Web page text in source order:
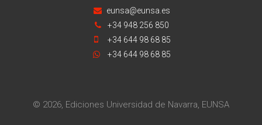
eunsa@eunsa.es
+34 948 256 850
+34 644 98 68 85
+34 644 98 68 85
© 2026, Ediciones Universidad de Navarra, EUNSA